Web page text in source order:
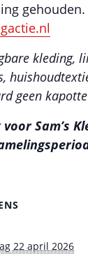
gehouden.
kleding,
geen
Sam’s
22 april 2026